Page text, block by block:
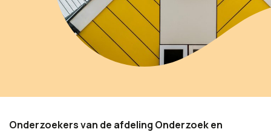
Onderzoekers van de afdeling Onderzoek en